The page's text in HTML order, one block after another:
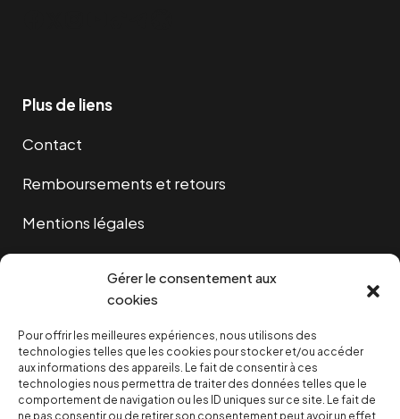
Gérer le consentement aux
cookies
Pour offrir les meilleures expériences, nous utilisons des
technologies telles que les cookies pour stocker et/ou accéder
aux informations des appareils. Le fait de consentir à ces
technologies nous permettra de traiter des données telles que le
comportement de navigation ou les ID uniques sur ce site. Le fait de
ne pas consentir ou de retirer son consentement peut avoir un effet
Plus de liens
Contact
Remboursements et retours
Mentions légales
NOUS SOUTENIR
NOTRE NEWSLETTER